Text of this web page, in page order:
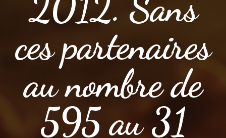
ces partenaires
au nombre de
595 au 31